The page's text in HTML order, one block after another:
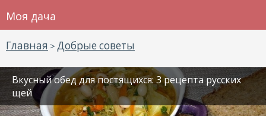
Моя дача
Главная > Добрые советы
Вкусный обед для постящихся: 3 рецепта русских
щей